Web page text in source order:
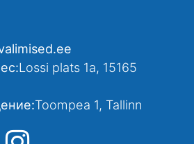
Lossi plats 1a, 15165
Toompea 1, Tallinn